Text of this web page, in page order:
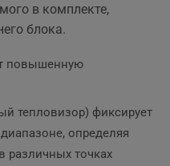
в комплекте,
блока.
повышенную
тепловизор) фиксирует
определяя
различных точках